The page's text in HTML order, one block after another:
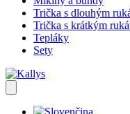
Trička s dlouhým
Trička s krátkým
Tepláky
Sety